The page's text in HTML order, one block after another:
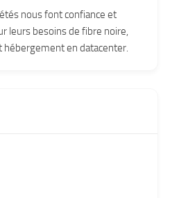
nous font confiance et
leurs besoins de fibre noire,
hébergement en datacenter.